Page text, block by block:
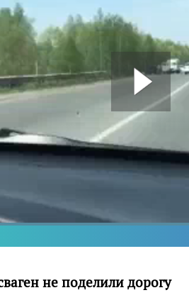
не поделили дорогу